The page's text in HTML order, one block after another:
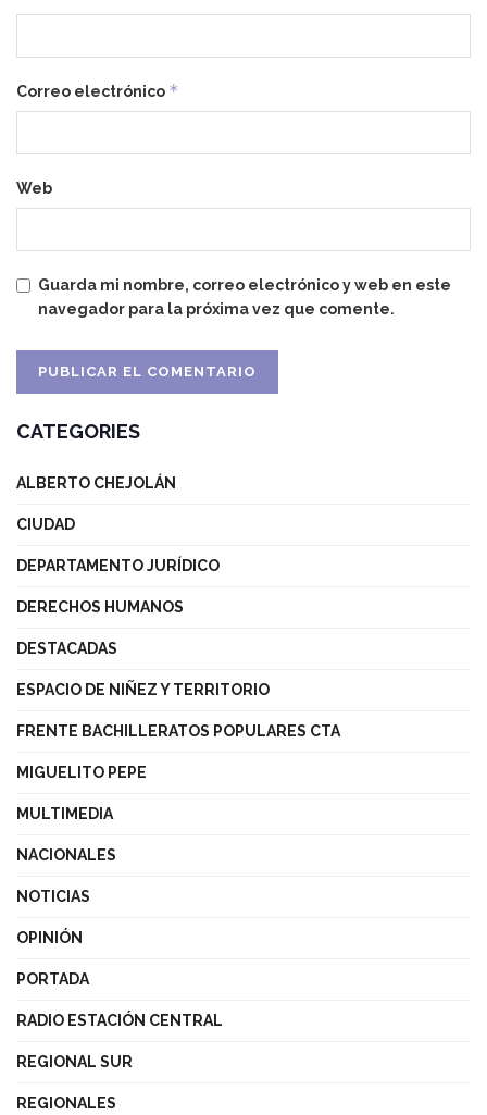
Correo electrónico *
Web
Guarda mi nombre, correo electrónico y web en este
navegador para la próxima vez que comente.
CATEGORIES
ALBERTO CHEJOLÁN
CIUDAD
DEPARTAMENTO JURÍDICO
DERECHOS HUMANOS
DESTACADAS
ESPACIO DE NIÑEZ Y TERRITORIO
FRENTE BACHILLERATOS POPULARES CTA
MIGUELITO PEPE
MULTIMEDIA
NACIONALES
NOTICIAS
OPINIÓN
PORTADA
RADIO ESTACIÓN CENTRAL
REGIONAL SUR
REGIONALES